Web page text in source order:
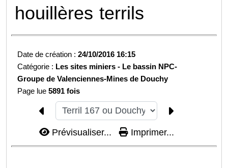
houillères terrils
Date de création :24/10/2016 16:15
Catégorie : Les sites miniers - Le bassin NPC-
Groupe de Valenciennes-Mines de Douchy
Page lue5891 fois
Prévisualiser... Imprimer...